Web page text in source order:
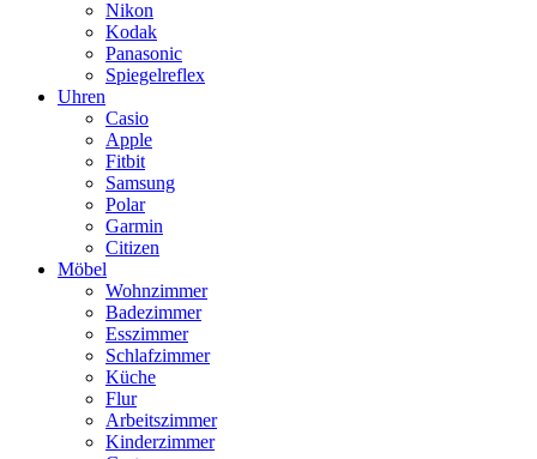
Nikon
Kodak
Panasonic
Spiegelreflex
Uhren
Casio
Apple
Fitbit
Samsung
Polar
Garmin
Citizen
Möbel
Wohnzimmer
Badezimmer
Esszimmer
Schlafzimmer
Küche
Flur
Arbeitszimmer
Kinderzimmer